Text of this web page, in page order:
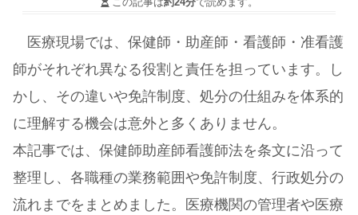
この記事は約24分で読めます。
医療現場では、保健師・助産師・看護師・准看護
師がそれぞれ異なる役割と責任を担っています。し
かし、その違いや免許制度、処分の仕組みを体系的
に理解する機会は意外と多くありません。
本記事では、保健師助産師看護師法を条文に沿って
整理し、各職種の業務範囲や免許制度、行政処分の
流れまでをまとめました。医療機関の管理者や医療